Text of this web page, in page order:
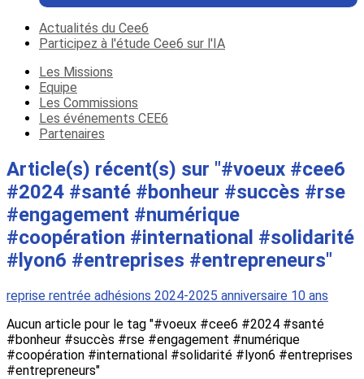
Actualités du Cee6
Participez à l'étude Cee6 sur l'IA
Les Missions
Equipe
Les Commissions
Les événements CEE6
Partenaires
Article(s) récent(s) sur "#voeux #cee6
#2024 #santé #bonheur #succès #rse
#engagement #numérique
#coopération #international #solidarité
#lyon6 #entreprises #entrepreneurs"
reprise rentrée adhésions 2024-2025 anniversaire 10 ans
Aucun article pour le tag "#voeux #cee6 #2024 #santé
#bonheur #succès #rse #engagement #numérique
#coopération #international #solidarité #lyon6 #entreprises
#entrepreneurs"